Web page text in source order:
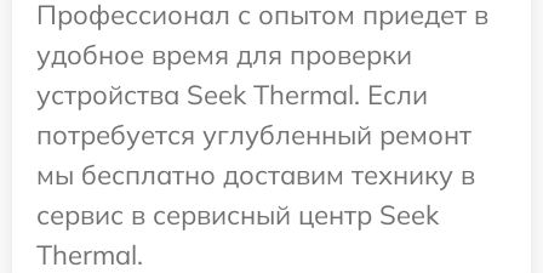
Профессионал с опытом приедет в
удобное время для проверки
устройства Seek Thermal. Если
потребуется углубленный ремонт
мы бесплатно доставим технику в
сервис в сервисный центр Seek
Thermal.